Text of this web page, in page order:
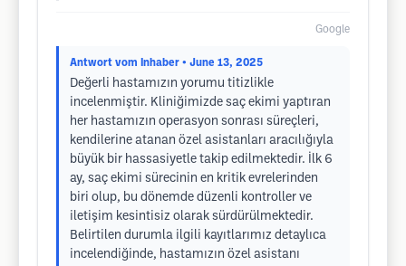
Google
Antwort vom Inhaber • June 13, 2025
Değerli hastamızın yorumu titizlikle
incelenmiştir. Kliniğimizde saç ekimi yaptıran
her hastamızın operasyon sonrası süreçleri,
kendilerine atanan özel asistanları aracılığıyla
büyük bir hassasiyetle takip edilmektedir. İlk 6
ay, saç ekimi sürecinin en kritik evrelerinden
biri olup, bu dönemde düzenli kontroller ve
iletişim kesintisiz olarak sürdürülmektedir.
Belirtilen durumla ilgili kayıtlarımız detaylıca
incelendiğinde, hastamızın özel asistanı